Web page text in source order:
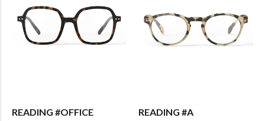
READING #OFFICE
READING #A